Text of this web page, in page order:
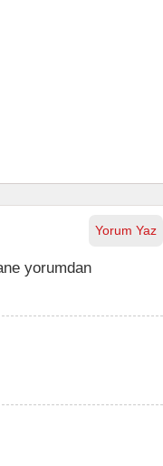
Yorum Yaz
yorumdan